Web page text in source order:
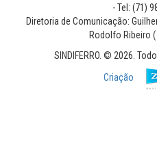
- Tel: (71)
Diretoria de Comunicação:
Rodolfo Ribeiro (
SINDIFERRO. © 2026.
Criação